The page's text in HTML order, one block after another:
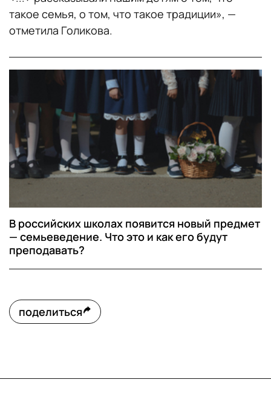
такое семья, о том, что такое традиции», —
отметила Голикова.
В российских школах появится новый предмет
— семьеведение. Что это и как его будут
преподавать?
поделиться